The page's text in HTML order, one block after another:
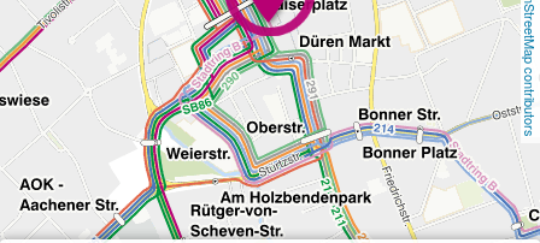
OpenStreetMap contributors